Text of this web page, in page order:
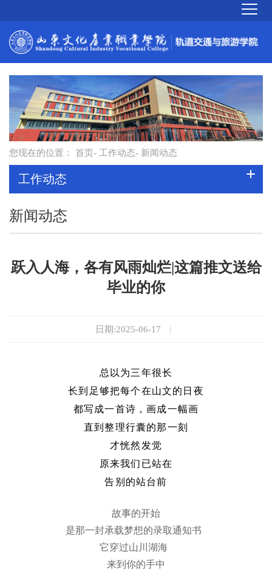
您现在的位置： 首页- 工作动态- 新闻动态
工作动态
新闻动态
跃入人海，各有风雨灿烂|这篇推文送给
毕业的你
日期:2025-06-17 |
总以为三年很长
长到足够把每个在山文的日夜
都写成一首诗，画成一幅画
直到整理行囊的那一刻
才恍然发觉
原来我们已站在
告别的站台前
故事的开始
是那一封承载梦想的录取通知书
它穿过山川湖海
来到你的手中